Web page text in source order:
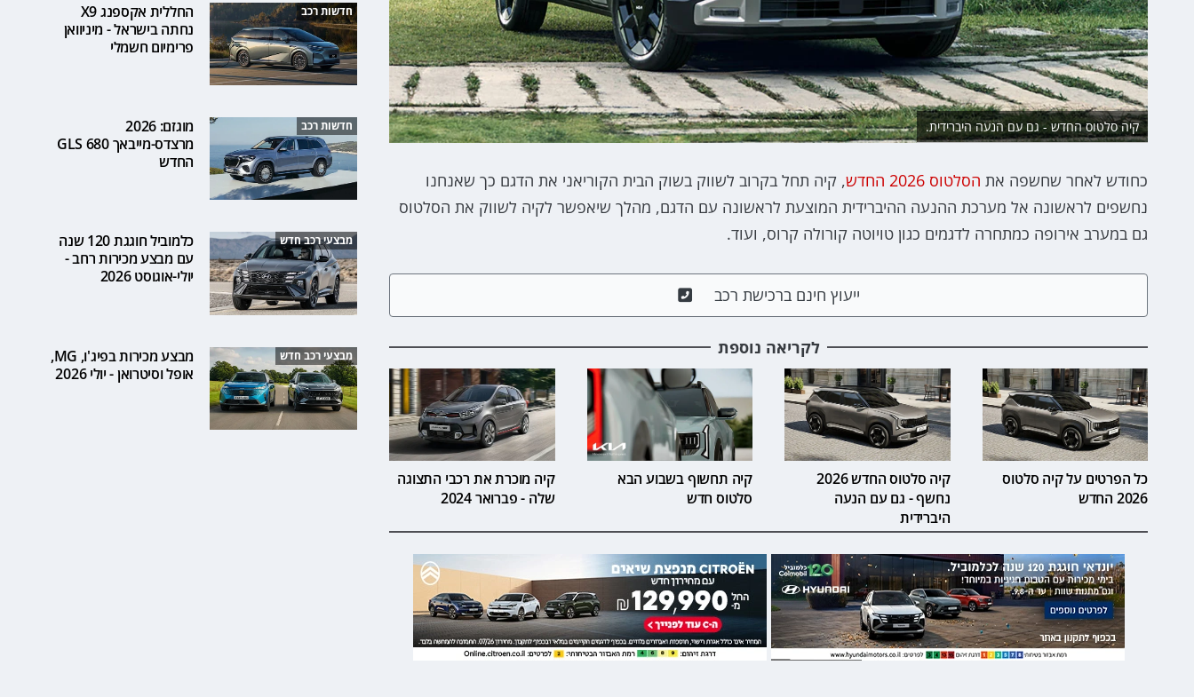
קיה סלטוס החדש - גם עם הנעה היברידית.
כחודש לאחר שחשפה את הסלטוס 2026 החדש
, קיה תחל בקרוב לשווק בשוק הבית הקוריאני את הדגם כך שאנחנו
נחשפים לראשונה אל מערכת ההנעה ההיברידית המוצעת לראשונה עם הדגם, מהלך שיאפשר לקיה לשווק את הסלטוס
גם במערב אירופה כמתחרה לדגמים כגון טויוטה קורולה קרוס, ועוד.
ייעוץ חינם ברכישת רכב
לקריאה נוספת
כל הפרטים על קיה סלטוס
2026 החדש
קיה סלטוס החדש 2026
נחשף - גם עם הנעה
היברידית
קיה תחשוף בשבוע הבא
סלטוס חדש
קיה מוכרת את רכבי התצוגה
שלה - פברואר 2024
חדשות רכב
החללית אקספנג X9
נחתה בישראל - מיניוואן
פרימיום חשמלי
חדשות רכב
מוגזם: 2026
מרצדס-מייבאך GLS 680
החדש
מבצעי רכב חדש
כלמוביל חוגגת 120 שנה
עם מבצע מכירות רחב -
יולי-אוגוסט 2026
מבצעי רכב חדש
מבצע מכירות בפיג'ו, MG,
אופל וסיטרואן - יולי 2026